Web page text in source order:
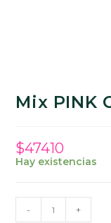
Mix PINK
$47410
Hay existencias
PINK
- +